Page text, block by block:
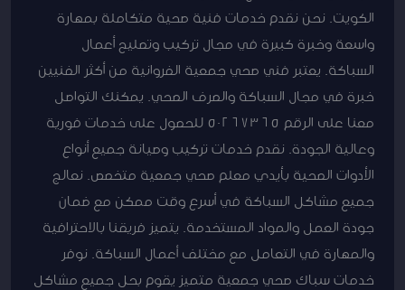
الكويت. نحن نقدم خدمات فنية صحية متكاملة بمهارة
واسعة وخبرة كبيرة في مجال تركيب وتصليح أعمال
السباكة. يعتبر فني صحي جمعية الفروانية من أكثر الفنيين
خبرة في مجال السباكة والصرف الصحي. يمكنك التواصل
معنا على الرقم 50267365 للحصول على خدمات فورية
وعالية الجودة. نقدم خدمات تركيب وصيانة جميع أنواع
الأدوات الصحية بأيدي معلم صحي جمعية متخصص. نعالج
جميع مشاكل السباكة في أسرع وقت ممكن مع ضمان
جودة العمل والمواد المستخدمة. يتميز فريقنا بالاحترافية
والمهارة في التعامل مع مختلف أعمال السباكة. نوفر
خدمات سباك صحي جمعية متميز يقوم بحل جميع مشاكل